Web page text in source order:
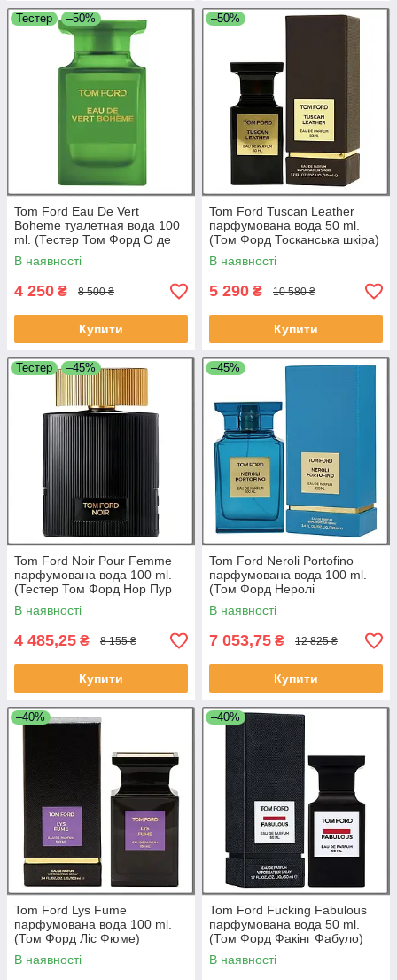
Тестер –50%
Tom Ford Eau De Vert
Boheme туалетная вода 100
ml. (Тестер Том Форд О де
Верт Богема)
В наявності
4 250 ₴ 8 500 ₴
Купити
–50%
Tom Ford Tuscan Leather
парфумована вода 50 ml.
(Том Форд Тосканська шкіра)
В наявності
5 290 ₴ 10 580 ₴
Купити
Тестер –45%
Tom Ford Noir Pour Femme
парфумована вода 100 ml.
(Тестер Том Форд Нор Пур
Фемме)
В наявності
4 485,25 ₴ 8 155 ₴
Купити
–45%
Tom Ford Neroli Portofino
парфумована вода 100 ml.
(Том Форд Неролі
Портофіно)
В наявності
7 053,75 ₴ 12 825 ₴
Купити
–40%
Tom Ford Lys Fume
парфумована вода 100 ml.
(Том Форд Ліс Фюме)
В наявності
–40%
Tom Ford Fucking Fabulous
парфумована вода 50 ml.
(Том Форд Факінг Фабуло)
В наявності